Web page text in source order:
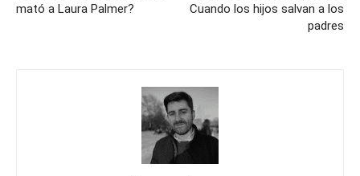
mató a Laura Palmer?
Cuando los hijos salvan a los
padres